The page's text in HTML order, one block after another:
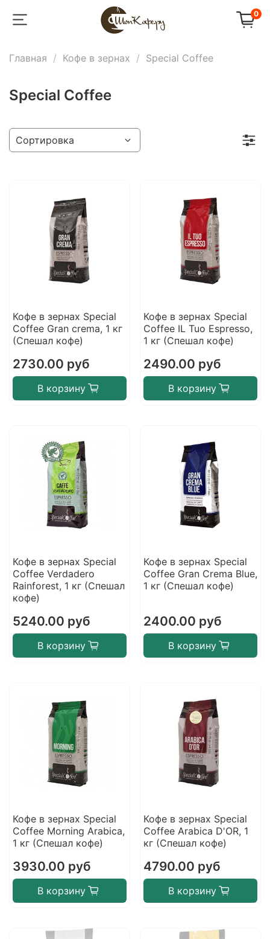
0
Главная Кофе в зернах Special Coffee
Special Coffee
Кофе в зернах Special
Coffee Gran crema, 1 кг
(Спешал кофе)
2730.00 руб
В корзину
Кофе в зернах Special
Coffee IL Tuo Espresso,
1 кг (Спешал кофе)
2490.00 руб
В корзину
Кофе в зернах Special
Coffee Verdadero
Rainforest, 1 кг (Спешал
кофе)
5240.00 руб
В корзину
Кофе в зернах Special
Coffee Gran Crema Blue,
1 кг (Спешал кофе)
2400.00 руб
В корзину
Кофе в зернах Special
Coffee Morning Arabica,
1 кг (Спешал кофе)
3930.00 руб
В корзину
Кофе в зернах Special
Coffee Arabica D'OR, 1
кг (Спешал кофе)
4790.00 руб
В корзину